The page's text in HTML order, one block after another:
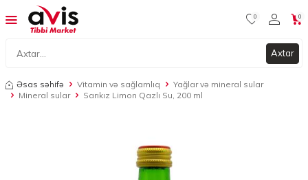
Axtar
0 0
Əsas səhifə Vitamin və sağlamlıq
Yağlar və mineral sular
Mineral sular
Sarıkız Limon Qazlı Su, 200 ml